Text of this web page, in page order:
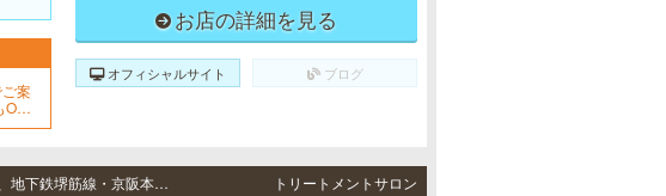
案
OK
お店の詳細を見る
オフィシャルサイト ブログ
北浜 / 地下鉄御堂筋線・京阪本線「淀屋橋駅」13番出口より徒歩3分、地下鉄堺筋線・京阪本線「北浜駅」6番出口より徒歩3分 トリートメントサロン